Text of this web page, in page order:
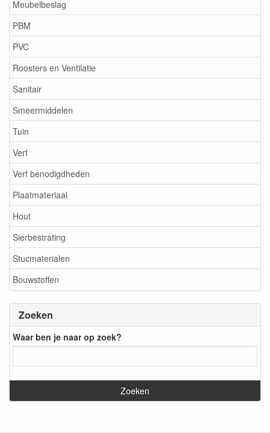
Meubelbeslag
PBM
PVC
Roosters en Ventilatie
Sanitair
Smeermiddelen
Tuin
Verf
Verf benodigdheden
Plaatmateriaal
Hout
Sierbestrating
Stucmaterialen
Bouwstoffen
Zoeken
Waar ben je naar op zoek?